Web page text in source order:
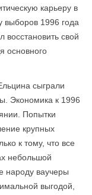
карьеру в
1996 года
восстановить свой
основного
сыграли
Экономика к 1996
Попытки
крупных
к тому, что все
небольшой
народу ваучеры
выгодой,